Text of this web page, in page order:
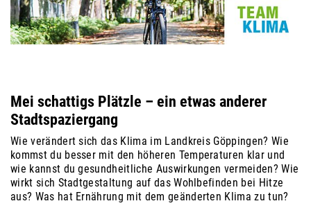
Mei schattigs Plätzle – ein etwas anderer
Stadtspaziergang
Wie verändert sich das Klima im Landkreis Göppingen? Wie
kommst du besser mit den höheren Temperaturen klar und
wie kannst du gesundheitliche Auswirkungen vermeiden? Wie
wirkt sich Stadtgestaltung auf das Wohlbefinden bei Hitze
aus? Was hat Ernährung mit dem geänderten Klima zu tun?